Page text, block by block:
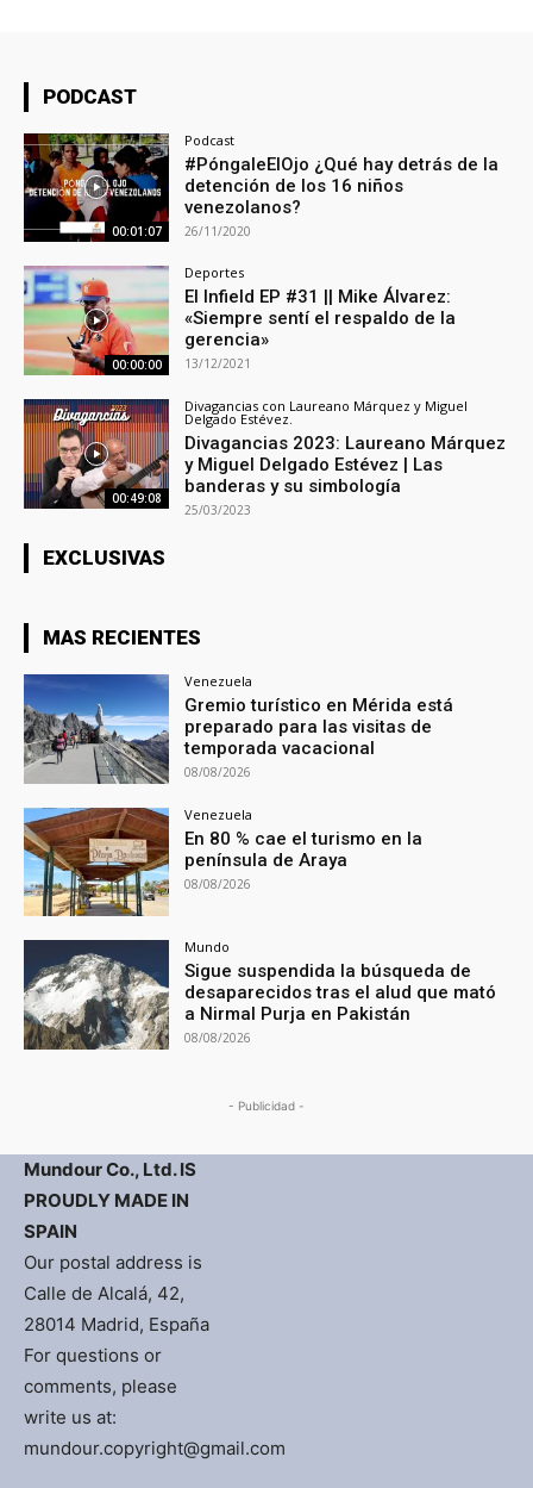
PODCAST
00:01:07
Podcast
#PóngaleElOjo ¿Qué hay detrás de la
detención de los 16 niños
venezolanos?
26/11/2020
00:00:00
Deportes
El Infield EP #31 || Mike Álvarez:
«Siempre sentí el respaldo de la
gerencia»
13/12/2021
00:49:08
Divagancias con Laureano Márquez y Miguel
Delgado Estévez.
Divagancias 2023: Laureano Márquez
y Miguel Delgado Estévez | Las
banderas y su simbología
25/03/2023
EXCLUSIVAS
MAS RECIENTES
Venezuela
Gremio turístico en Mérida está
preparado para las visitas de
temporada vacacional
08/08/2026
Venezuela
En 80 % cae el turismo en la
península de Araya
08/08/2026
Mundo
Sigue suspendida la búsqueda de
desaparecidos tras el alud que mató
a Nirmal Purja en Pakistán
08/08/2026
- Publicidad -
Mundour Co., Ltd. IS
PROUDLY MADE IN
SPAIN
Our postal address is
Calle de Alcalá, 42,
28014 Madrid, España
For questions or
comments, please
write us at:
mundour.copyright@gmail.com